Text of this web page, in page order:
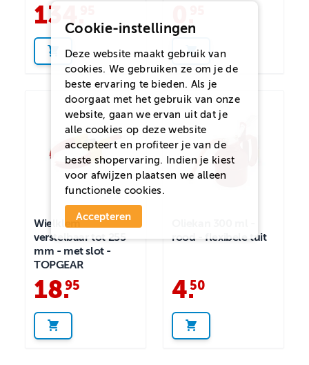
134
Wielklem
verstelbaar tot 255
mm - met slot -
TOPGEAR
18.
95
rood - flexibele tuit
4.
50
Cookie-instellingen
Deze website maakt gebruik van
cookies. We gebruiken ze om je de
beste ervaring te bieden. Als je
doorgaat met het gebruik van onze
website, gaan we ervan uit dat je
alle cookies op deze website
accepteert en profiteer je van de
beste shopervaring. Indien je kiest
voor afwijzen plaatsen we alleen
functionele cookies.
Accepteren